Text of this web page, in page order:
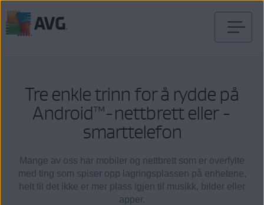
Tre enkle trinn for å rydde på
Android™-nettbrett eller -
smarttelefon
Mange av oss har mobiler og nettbrett som er overfylte
med ting som spiser opp lagringsplassen på enhetene,
helt til det ikke er mer plass igjen til musikk, bilder eller
apper.